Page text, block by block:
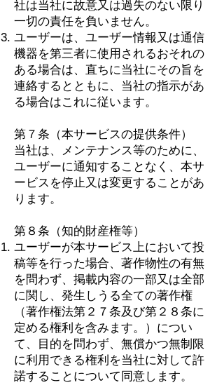
社は当社に故意又は過失のない限り
一切の責任を負いません。
ユーザーは、ユーザー情報又は通信
機器を第三者に使用されるおそれの
ある場合は、直ちに当社にその旨を
連絡するとともに、当社の指示があ
る場合はこれに従います。
第７条（本サービスの提供条件）
当社は、メンテナンス等のために、
ユーザーに通知することなく、本サ
ービスを停止又は変更することがあ
ります。
第８条（知的財産権等）
ユーザーが本サービス上において投
稿等を行った場合、著作物性の有無
を問わず、掲載内容の一部又は全部
に関し、発生しうる全ての著作権
（著作権法第２７条及び第２８条に
定める権利を含みます。）につい
て、目的を問わず、無償かつ無制限
に利用できる権利を当社に対して許
諾することについて同意します。